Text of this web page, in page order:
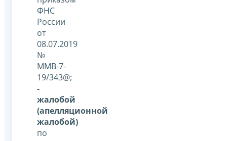
ФНС
России
от
08.07.2019
№
ММВ-7-
19/343@;
-
жалобой
(апелляционной
жалобой)
по